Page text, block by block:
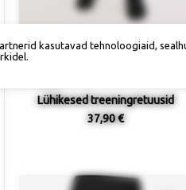
Saadaval suurused
Lühikesed treeningretuusid
37,90 €
kasutavad tehnoloogiaid,